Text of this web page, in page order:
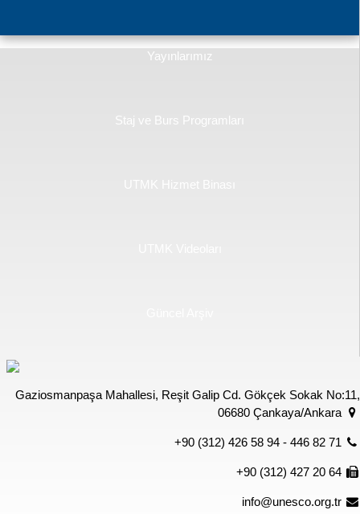
Yayınlarımız
Staj ve Burs Programları
Gaziosmanpaşa Mahallesi, Reşit Galip Cd. Gökçek Sokak No:11,
06680 Çankaya/Ankara
+90 (312) 426 58 94 - 446 82 71
+90 (312) 427 20 64
info@unesco.org.tr